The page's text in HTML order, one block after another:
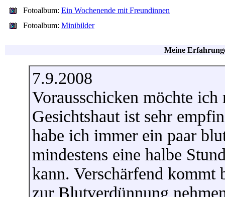
Fotoalbum: Ein Wochenende mit Freundinnen
Fotoalbum: Minibilder
Meine
7.9.2008
Vorausschicken möchte
Gesichtshaut ist sehr
habe ich immer ein paar
mindestens eine halbe
kann. Verschärfend kommt
zur Blutverdünnung